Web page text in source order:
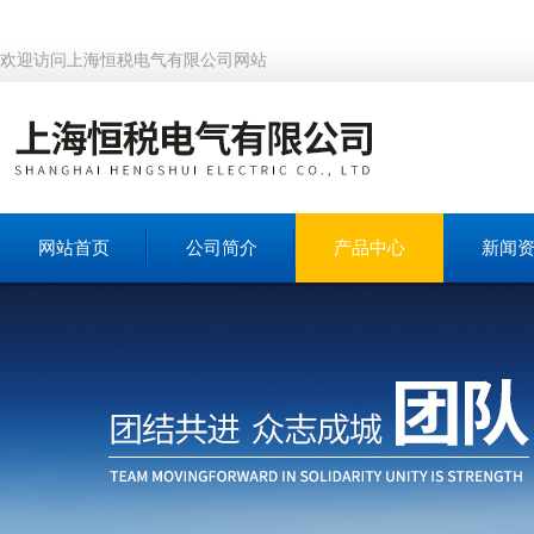
欢迎访问上海恒税电气有限公司网站
网站首页 公司简介 产品中心 新闻